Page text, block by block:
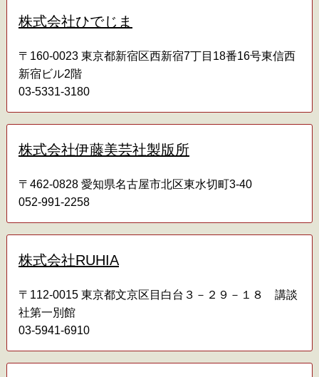
株式会社ひでじま
〒160-0023 東京都新宿区西新宿7丁目18番16号東信西
新宿ビル2階
03-5331-3180
株式会社伊藤美芸社製版所
〒462-0828 愛知県名古屋市北区東水切町3-40
052-991-2258
株式会社RUHIA
〒112-0015 東京都文京区目白台３－２９－１８ 講談
社第一別館
03-5941-6910